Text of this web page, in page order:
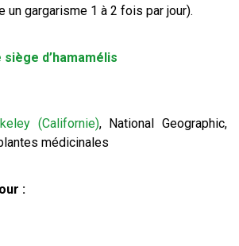
un gargarisme 1 à 2 fois par jour).
siège d’hamamélis
(Californie), National Geographic,
médicinales
: